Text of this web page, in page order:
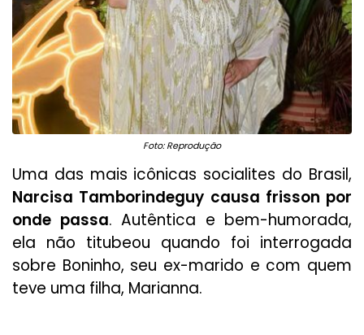
Foto: Reprodução
Uma das mais icônicas socialites do Brasil,
Narcisa Tamborindeguy causa frisson por
onde passa. Autêntica e bem-humorada,
ela não titubeou quando foi interrogada
sobre Boninho, seu ex-marido e com quem
teve uma filha, Marianna.